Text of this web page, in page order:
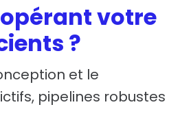
votre
?
et le
pipelines robustes